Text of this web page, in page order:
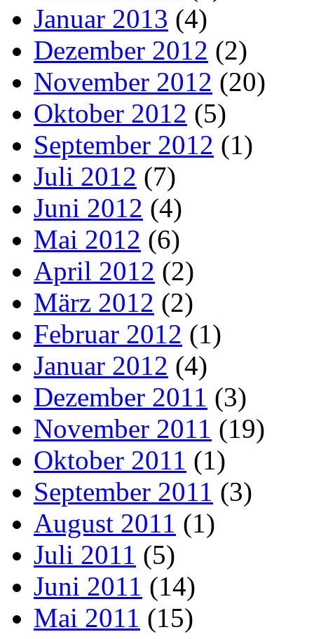
Januar 2013 (4)
Dezember 2012 (2)
November 2012 (20)
Oktober 2012 (5)
September 2012 (1)
Juli 2012 (7)
Juni 2012 (4)
Mai 2012 (6)
April 2012 (2)
März 2012 (2)
Februar 2012 (1)
Januar 2012 (4)
Dezember 2011 (3)
November 2011 (19)
Oktober 2011 (1)
September 2011 (3)
August 2011 (1)
Juli 2011 (5)
Juni 2011 (14)
Mai 2011 (15)